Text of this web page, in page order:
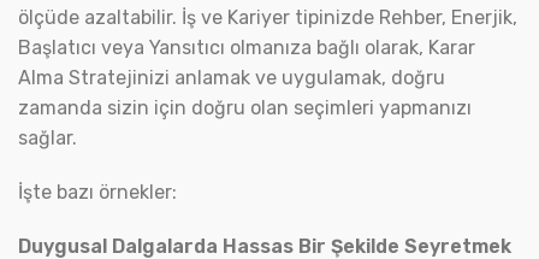
ölçüde azaltabilir. İş ve Kariyer tipinizde Rehber, Enerjik,
Başlatıcı veya Yansıtıcı olmanıza bağlı olarak, Karar
Alma Stratejinizi anlamak ve uygulamak, doğru
zamanda sizin için doğru olan seçimleri yapmanızı
sağlar.
İşte bazı örnekler:
Duygusal Dalgalarda Hassas Bir Şekilde Seyretmek